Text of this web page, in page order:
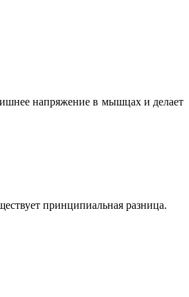
напряжение в мышцах и делает
принципиальная разница.